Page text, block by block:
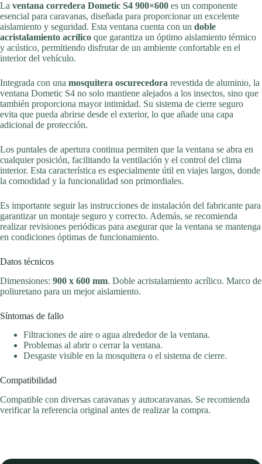
La ventana corredera Dometic S4 900×600 es un componente
esencial para caravanas, diseñada para proporcionar un excelente
aislamiento y seguridad. Esta ventana cuenta con un doble
acristalamiento acrílico que garantiza un óptimo aislamiento térmico
y acústico, permitiendo disfrutar de un ambiente confortable en el
interior del vehículo.
Integrada con una mosquitera oscurecedora revestida de aluminio, la
ventana Dometic S4 no solo mantiene alejados a los insectos, sino que
también proporciona mayor intimidad. Su sistema de cierre seguro
evita que pueda abrirse desde el exterior, lo que añade una capa
adicional de protección.
Los puntales de apertura continua permiten que la ventana se abra en
cualquier posición, facilitando la ventilación y el control del clima
interior. Esta característica es especialmente útil en viajes largos, donde
la comodidad y la funcionalidad son primordiales.
Es importante seguir las instrucciones de instalación del fabricante para
garantizar un montaje seguro y correcto. Además, se recomienda
realizar revisiones periódicas para asegurar que la ventana se mantenga
en condiciones óptimas de funcionamiento.
Datos técnicos
Dimensiones: 900 x 600 mm. Doble acristalamiento acrílico. Marco de
poliuretano para un mejor aislamiento.
Síntomas de fallo
Filtraciones de aire o agua alrededor de la ventana.
Problemas al abrir o cerrar la ventana.
Desgaste visible en la mosquitera o el sistema de cierre.
Compatibilidad
Compatible con diversas caravanas y autocaravanas. Se recomienda
verificar la referencia original antes de realizar la compra.